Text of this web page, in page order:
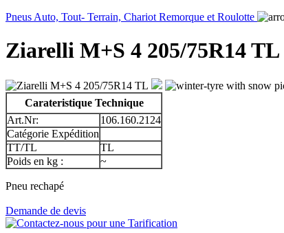
Pneus Auto, Tout- Terrain, Chariot Remorque et Roulotte
Ziarelli M+S 4 205/75R14 TL
Carateristique Technique
Art.Nr:
106.160.2124
Catégorie Expédition
TT/TL
TL
Poids en kg :
~
Pneu rechapé
Demande de devis